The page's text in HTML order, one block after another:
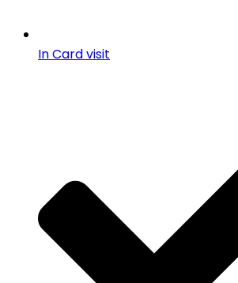
In Card visit